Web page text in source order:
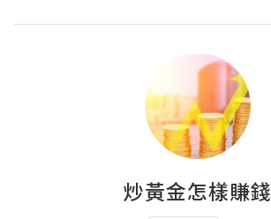
炒黃金怎樣賺錢